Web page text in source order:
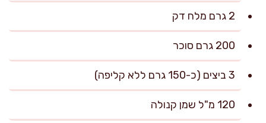
2 גרם מלח דק
200 גרם סוכר
3 ביצים (כ-150 גרם ללא קליפה)
120 מ"ל שמן קנולה